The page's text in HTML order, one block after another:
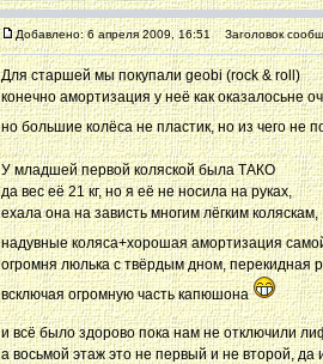
Добавлено: 6 апреля 2009, 16:51 Заголовок
Для старшей мы покупали geobi (rock & roll)
конечно амортизация у неё как оказалосьне
но большие колёса не пластик, но из чего не
У младшей первой коляской была ТАКО
да вес её 21 кг, но я её не носила на руках,
ехала она на зависть многим лёгким коляскам,
надувные коляса+хорошая амортизация
огромня люлька с твёрдым дном, перекидная
всключая огромную часть капюшона
и всё было здорово пока нам не отключили
а восьмой этаж это не первый и не второй,